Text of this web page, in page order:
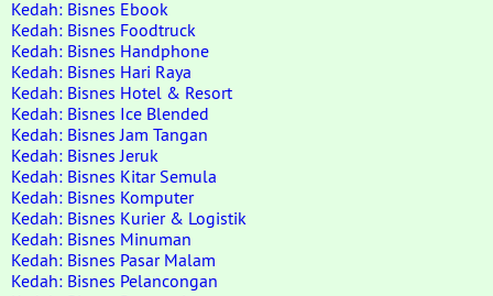
Kedah: Bisnes Ebook
Kedah: Bisnes Foodtruck
Kedah: Bisnes Handphone
Kedah: Bisnes Hari Raya
Kedah: Bisnes Hotel & Resort
Kedah: Bisnes Ice Blended
Kedah: Bisnes Jam Tangan
Kedah: Bisnes Jeruk
Kedah: Bisnes Kitar Semula
Kedah: Bisnes Komputer
Kedah: Bisnes Kurier & Logistik
Kedah: Bisnes Minuman
Kedah: Bisnes Pasar Malam
Kedah: Bisnes Pelancongan